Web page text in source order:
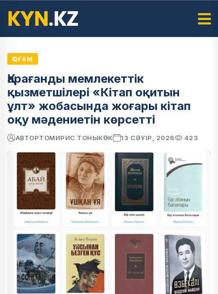
ҚОҒАМ
Қарағанды мемлекеттік
қызметшілері «Кітап оқитын
ұлт» жобасында жоғары кітап
оқу мәдениетін көрсетті
АВТОРТОМИРИС ТОНЫКӨК 13 СӘУІР, 2026 423